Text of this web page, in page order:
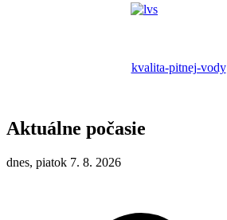
kvalita-pitnej-vody
Aktuálne počasie
dnes, piatok 7. 8. 2026